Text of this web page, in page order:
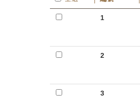
史
研
究
首
1
2
3